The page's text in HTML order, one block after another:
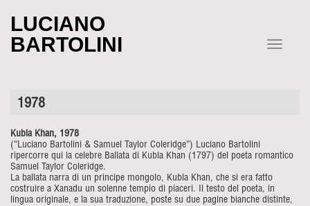
LUCIANO
BARTOLINI
Toggle
1978
Kubla Khan, 1978
(“Luciano Bartolini & Samuel Taylor Coleridge”) Luciano Bartolini
ripercorre qui la celebre Ballata di Kubla Khan (1797) del poeta romantico
Samuel Taylor Coleridge.
La ballata narra di un principe mongolo, Kubla Khan, che si era fatto
costruire a Xanadu un solenne tempio di piaceri. Il testo del poeta, in
lingua originale, e la sua traduzione, poste su due pagine bianche distinte,